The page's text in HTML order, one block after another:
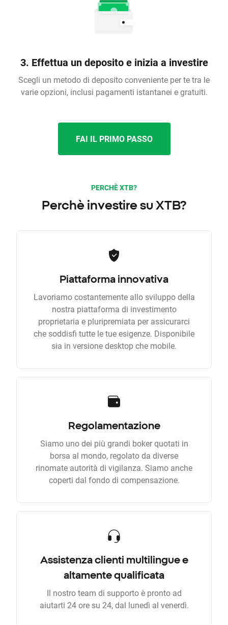
3. Effettua un deposito e inizia a investire
Scegli un metodo di deposito conveniente per te tra le
varie opzioni, inclusi pagamenti istantanei e gratuiti.
FAI IL PRIMO PASSO
PERCHÈ XTB?
Perchè investire su XTB?
Piattaforma innovativa
Lavoriamo costantemente allo sviluppo della
nostra piattaforma di investimento
proprietaria e pluripremiata per assicurarci
che soddisfi tutte le tue esigenze. Disponibile
sia in versione desktop che mobile.
Regolamentazione
Siamo uno dei più grandi boker quotati in
borsa al mondo, regolato da diverse
rinomate autorità di vigilanza. Siamo anche
coperti dal fondo di compensazione.
Assistenza clienti multilingue e
altamente qualificata
Il nostro team di supporto è pronto ad
aiutarti 24 ore su 24, dal lunedì al venerdì.